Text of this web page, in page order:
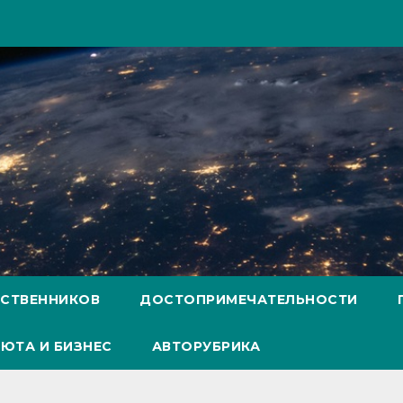
ДОСТОПРИМЕЧАТЕЛЬНОСТИ
И БИЗНЕС АВТОРУБРИКА